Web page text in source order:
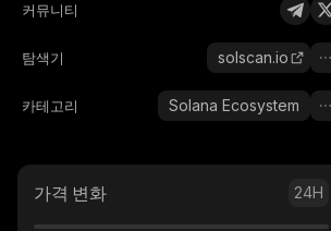
커뮤니티
탐색기 solscan.io
카테고리 Solana Ecosystem
가격 변화 24H